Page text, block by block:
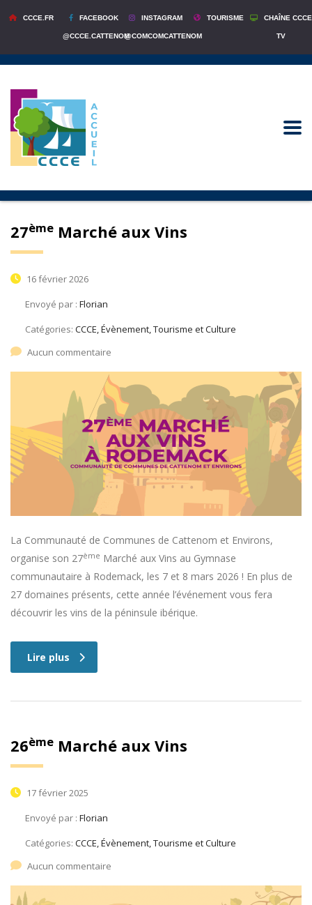
CCCE.FR FACEBOOK
@CCCE.CATTENOM
INSTAGRAM
@COMCOMCATTENOM
TOURISME CHAÎNE CCCE
TV
27ème Marché aux Vins
16 février 2026
Envoyé par : Florian
Catégories: CCCE, Évènement, Tourisme et Culture
Aucun commentaire
La Communauté de Communes de Cattenom et Environs,
organise son 27ème Marché aux Vins au Gymnase
communautaire à Rodemack, les 7 et 8 mars 2026 ! En plus de
27 domaines présents, cette année l’événement vous fera
découvrir les vins de la péninsule ibérique.
Lire plus
26ème Marché aux Vins
17 février 2025
Envoyé par : Florian
Catégories: CCCE, Évènement, Tourisme et Culture
Aucun commentaire